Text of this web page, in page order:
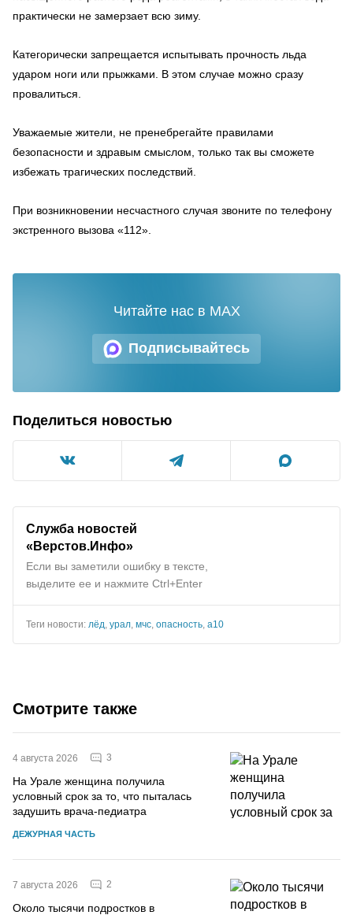
практически не замерзает всю зиму.
Категорически запрещается испытывать прочность льда
ударом ноги или прыжками. В этом случае можно сразу
провалиться.
Уважаемые жители, не пренебрегайте правилами
безопасности и здравым смыслом, только так вы сможете
избежать трагических последствий.
При возникновении несчастного случая звоните по телефону
экстренного вызова «112».
Подписывайтесь
Читайте нас в MAX
Поделиться новостью
Служба новостей
«Верстов.Инфо»
Если вы заметили ошибку в тексте,
выделите ее и нажмите Ctrl+Enter
Теги новости: лёд урал мчс опасность а10
Смотрите также
4 августа 2026 3
На Урале женщина получила
условный срок за то, что пыталась
задушить врача-педиатра
ДЕЖУРНАЯ ЧАСТЬ
7 августа 2026 2
Около тысячи подростков в